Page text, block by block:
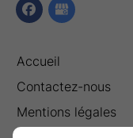
Accueil
Contactez-nous
Mentions légales